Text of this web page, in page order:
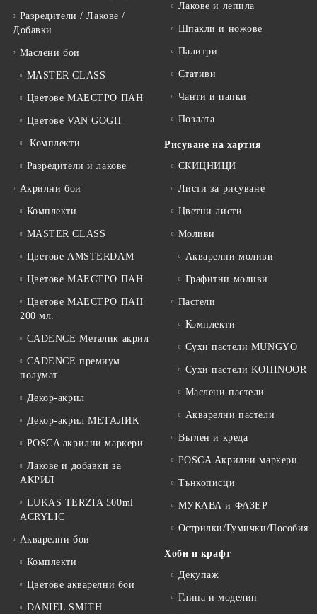
Разредители / Лакове /
Добавки
Маслени бои
MASTER CLASS
Цветове МАЕСТРО ПАН
Цветове VAN GOGH
Комплекти
Разредители и лакове
Акрилни бои
Комплекти
MASTER CLASS
Цветове AMSTERDAM
Цветове МАЕСТРО ПАН
Цветове МАЕСТРО ПАН
200 мл.
CADENCE Металик акрил
CADENCE премиум
полумат
Декор-акрил
Декор-акрил МЕТАЛИК
POSCA акрилни маркери
Лакове и добавки за
АКРИЛ
LUKAS TERZIA 500ml
ACRYLIC
Акварелни бои
Комплекти
Цветове акварелни бои
DANIEL SMITH
Лакове и лепила
Шпакли и ножове
Палитри
Стативи
Чанти и папки
Позлата
Рисуване на хартия
СКИЦНИЦИ
Листи за рисуване
Цветни листи
Моливи
Акварелни моливи
Графитни моливи
Пастели
Комплекти
Сухи пастели MUNGYO
Сухи пастели KOHINOOR
Маслени пастели
Акварелни пастели
Въглен и креда
POSCA Акрилни маркери
Тънкописци
МУКАВА и ФАЗЕР
Острилки/Гумички/Пособия
Хоби и крафт
Декупаж
Глина и моделин